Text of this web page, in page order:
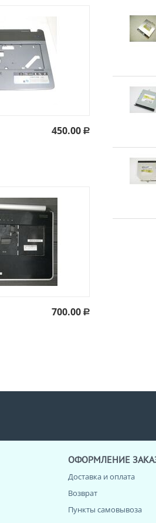
450.00 Р
700.00 Р
ОФОРМЛЕНИЕ
Доставка и оплата
Возврат
Пункты самовывоза